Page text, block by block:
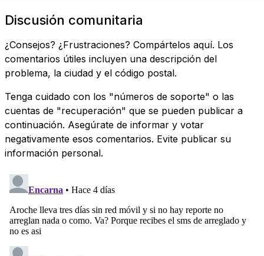
Discusión comunitaria
¿Consejos? ¿Frustraciones? Compártelos aquí. Los
comentarios útiles incluyen una descripción del
problema, la ciudad y el código postal.
Tenga cuidado con los "números de soporte" o las
cuentas de "recuperación" que se pueden publicar a
continuación. Asegúrate de informar y votar
negativamente esos comentarios. Evite publicar su
información personal.